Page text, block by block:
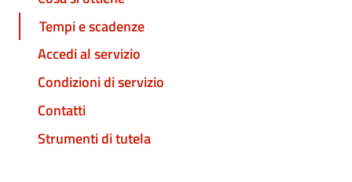
Tempi e scadenze
Accedi al servizio
Condizioni di servizio
Contatti
Strumenti di tutela